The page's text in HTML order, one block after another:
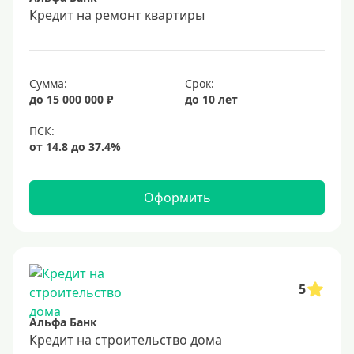
Срок
Долгосрочные
2 года
3 года
4 года
9 лет
10 лет
15 лет
Кредит на ремонт квартиры
Сумма:
до 15 000 000 ₽
Срок:
до 10 лет
Оформить
5
Альфа Банк
Кредит на строительство дома